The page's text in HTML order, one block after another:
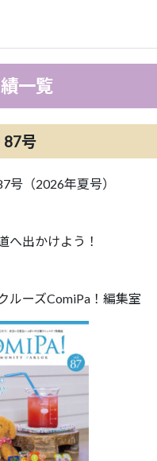
一覧
87号
号（2026年夏号）
へ出かけよう！
ルーズComiPa！編集室